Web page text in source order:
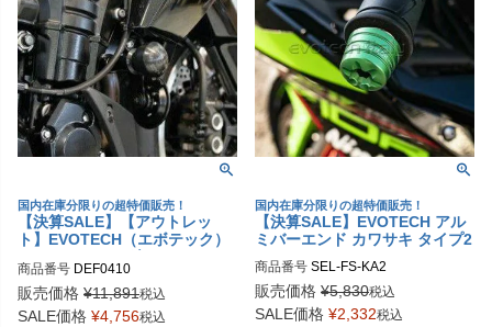
国内在庫分限りの超特価販売！
【決算SALE】【アウトレッ
ト】EVOTECH（エボテック）
1000 (2010-2013)
商品番号 DEF0410
販売価格 ¥11,891税込
SALE価格 ¥4,756税込
国内在庫分限りの超特価販売！
【決算SALE】EVOTECH アル
ミバーエンド カワサキ タイプ2
商品番号 SEL-FS-KA2
販売価格 ¥5,830税込
SALE価格 ¥2,332税込